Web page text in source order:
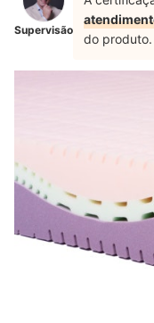
Supervisão
do produto.